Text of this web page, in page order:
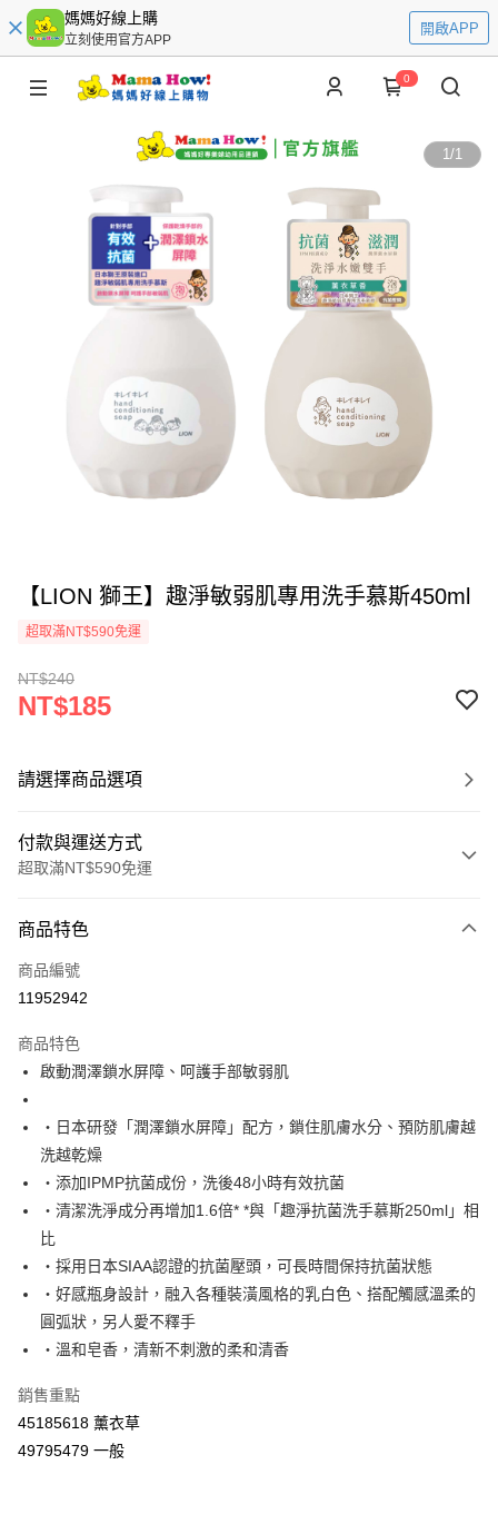
媽媽好線上購
立刻使用官方APP
開啟APP
0
1/1
【LION 獅王】趣淨敏弱肌專用洗手慕斯450ml
超取滿NT$590免運
NT$240
NT$185
請選擇商品選項
付款與運送方式
超取滿NT$590免運
信用卡一次付款
超商取貨付款
Apple Pay
街口支付
悠遊付
Google Pay
AFTEE先享後付
相關說明
【關於「AFTEE先享後付」】
AFTEE先享後付是「在收到商品之後才付款」的支付方式。 讓您購物簡單
便利好安心！
１．簡單：不需註冊會員、不需綁卡、不需儲值。
【「AFTEE先享後付」結帳流程】
１．於結帳方式選擇「AFTEE先享後付」後，將跳轉至「AFTEE先享後付」
結帳頁面，進行簡訊認證並確認金額後，即可完成結帳。
ATM付款
運送方式
全家取貨付款
每筆NT$60，滿NT$590(含以上)免運費
付款後全家取貨
商品特色
商品編號
11952942
商品特色
啟動潤澤鎖水屏障、呵護手部敏弱肌
・日本研發「潤澤鎖水屏障」配方，鎖住肌膚水分、預防肌膚越
洗越乾燥
・添加IPMP抗菌成份，洗後48小時有效抗菌
・清潔洗淨成分再增加1.6倍* *與「趣淨抗菌洗手慕斯250ml」相
比
・採用日本SIAA認證的抗菌壓頭，可長時間保持抗菌狀態
・好感瓶身設計，融入各種裝潢風格的乳白色、搭配觸感溫柔的
圓弧狀，另人愛不釋手
・溫和皂香，清新不刺激的柔和清香
銷售重點
45185618 薰衣草
49795479 一般